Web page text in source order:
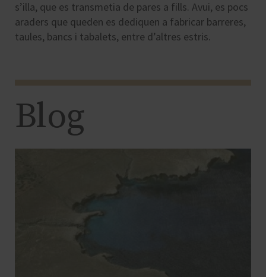
s’illa, que es transmetia de pares a fills. Avui, es pocs
araders que queden es dediquen a fabricar barreres,
taules, bancs i tabalets, entre d’altres estris.
Blog